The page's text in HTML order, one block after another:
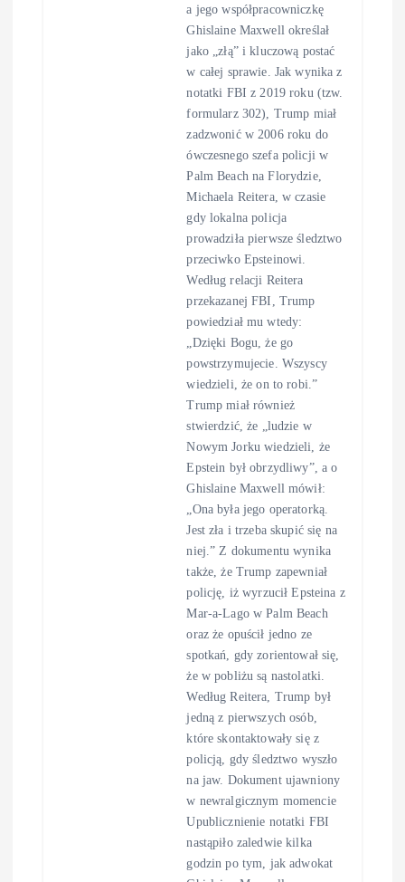
a jego współpracowniczkę
Ghislaine Maxwell określał
jako „złą” i kluczową postać
w całej sprawie. Jak wynika z
notatki FBI z 2019 roku (tzw.
formularz 302), Trump miał
zadzwonić w 2006 roku do
ówczesnego szefa policji w
Palm Beach na Florydzie,
Michaela Reitera, w czasie
gdy lokalna policja
prowadziła pierwsze śledztwo
przeciwko Epsteinowi.
Według relacji Reitera
przekazanej FBI, Trump
powiedział mu wtedy:
„Dzięki Bogu, że go
powstrzymujecie. Wszyscy
wiedzieli, że on to robi.”
Trump miał również
stwierdzić, że „ludzie w
Nowym Jorku wiedzieli, że
Epstein był obrzydliwy”, a o
Ghislaine Maxwell mówił:
„Ona była jego operatorką.
Jest zła i trzeba skupić się na
niej.” Z dokumentu wynika
także, że Trump zapewniał
policję, iż wyrzucił Epsteina z
Mar-a-Lago w Palm Beach
oraz że opuścił jedno ze
spotkań, gdy zorientował się,
że w pobliżu są nastolatki.
Według Reitera, Trump był
jedną z pierwszych osób,
które skontaktowały się z
policją, gdy śledztwo wyszło
na jaw. Dokument ujawniony
w newralgicznym momencie
Upublicznienie notatki FBI
nastąpiło zaledwie kilka
godzin po tym, jak adwokat